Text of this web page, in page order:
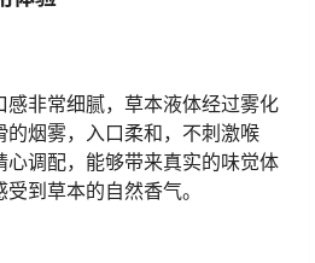
非常细腻，草本液体经过雾化
烟雾，入口柔和，不刺激喉
心调配，能够带来真实的味觉体
到草本的自然香气。